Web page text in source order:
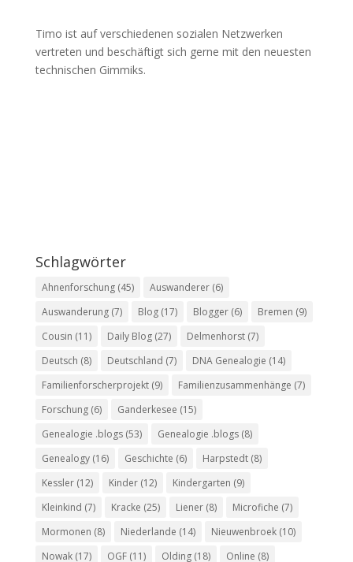
Timo ist auf verschiedenen sozialen Netzwerken
vertreten und beschäftigt sich gerne mit den neuesten
technischen Gimmiks.
Schlagwörter
Ahnenforschung(45) Auswanderer(6)
Auswanderung(7) Blog(17) Blogger(6) Bremen (9)
Cousin (11) Daily Blog(27) Delmenhorst(7)
Deutsch (8) Deutschland (7) DNA Genealogie (14)
Familienforscherprojekt(9) Familienzusammenhänge (7)
Forschung(6) Ganderkesee (15)
Genealogie .blogs(53) Genealogie .blogs(8)
Genealogy(16) Geschichte (6) Harpstedt(8)
Kessler(12) Kinder(12) Kindergarten (9)
Kleinkind (7) Kracke (25) Liener(8) Microfiche (7)
Mormonen (8) Niederlande (14) Nieuwenbroek(10)
Nowak(17) OGF(11) Olding(18) Online (8)